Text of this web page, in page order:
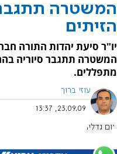
המשטרה
הזיתים
יו"ר סיעת יהדות התורה
המשטרה תתגבר סיוריה בהר
מתפללים.
עוזי ברוך
23.09.09, 13:37
צום גדליה